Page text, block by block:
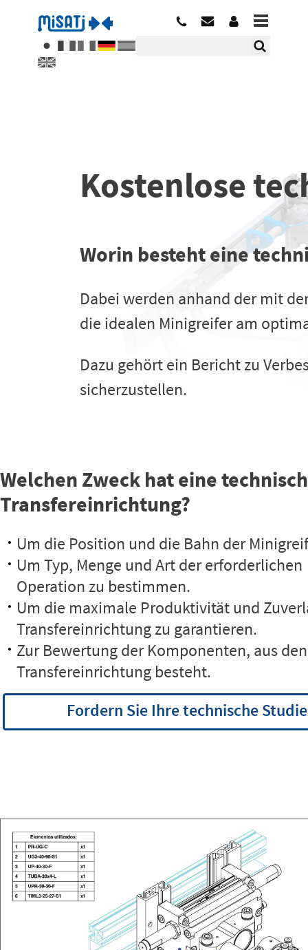
Kostenlose
Worin besteht eine
Dabei werden anhand der mit
die idealen Minigreifer am
Dazu gehört ein Bericht zu
sicherzustellen.
Welchen Zweck hat eine
Transfereinrichtung?
Um die Position und die Bahn der
Um Typ, Menge und Art der erforderlichen
Operation zu bestimmen.
Um die maximale Produktivität und
Transfereinrichtung zu garantieren.
Zur Bewertung der Komponenten, aus
Transfereinrichtung besteht.
Fordern Sie Ihre technische